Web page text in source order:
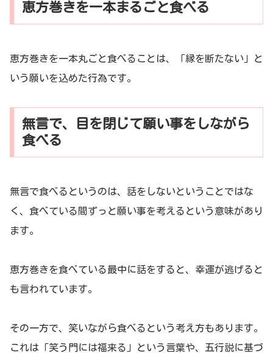
恵方巻きを一本まるごと食べる
恵方巻きを一本丸ごと食べることは、「縁を断たない」と
いう願いを込めた行為です。
無言で、目を閉じて願い事をしながら
食べる
無言で食べるというのは、話をしないということではな
く、食べている間ずっと願い事を考えるという意味があり
ます。
恵方巻きを食べている最中に話をすると、幸運が逃げると
も言われています。
その一方で、笑いながら食べるという考え方もあります。
これは「笑う門には福来る」という言葉や、五行説に基づ